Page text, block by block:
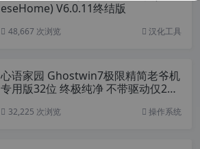
eseHome) V6.0.11终结版
48,667 次浏览 汉化工具
心语家园 Ghostwin7极限精简老爷机
专用版32位 终极纯净 不带驱动仅239
32,225 次浏览 操作系统